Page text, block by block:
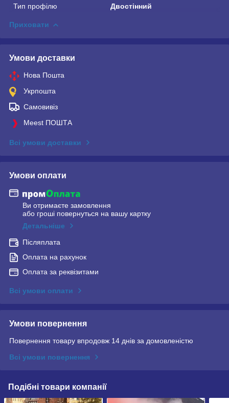
Тип профілю Двостінний
Приховати
Умови доставки
Нова Пошта
Укрпошта
Самовивіз
Meest ПОШТА
Всі умови доставки
Умови оплати
Ви отримаєте замовлення
або гроші повернуться на вашу картку
Детальніше
Післяплата
Оплата на рахунок
Оплата за реквізитами
Всі умови оплати
Умови повернення
Повернення товару впродовж 14 днів за домовленістю
Всі умови повернення
Подібні товари компанії